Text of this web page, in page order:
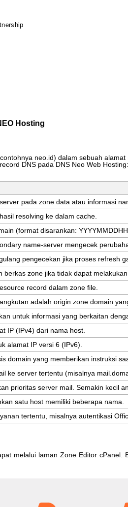
Hosting
contohnya neo id) dalam sebuah alamat
record DNS pada DNS Neo Web Hosting:
server pada zone data atau informasi
hasil resolving ke dalam cache.
(format disarankan: YYYYMMDDHH
name-server mengecek
pengecekan jika proses refresh
berkas zone jika tidak dapat melakukan
record dalam zone file.
adalah origin zone domain
untuk informasi yang berkaitan
IP (IPv4) dari nama host.
alamat IP versi 6 (IPv6).
domain yang memberikan instruksi
ke server tertentu (misalnya mail.
prioritas server mail. Semakin kecil
satu host memiliki beberapa nama.
tertentu, misalnya autentikasi
melalui laman Zone Editor cPanel.